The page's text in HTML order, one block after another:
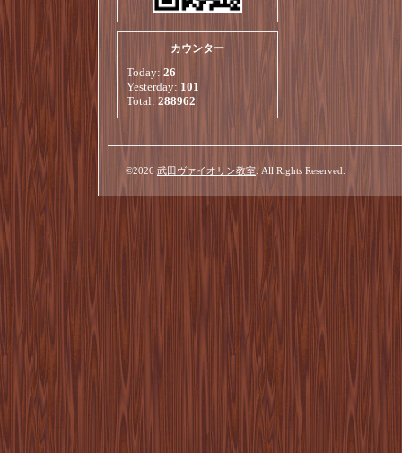
カウンター
Today: 26
Yesterday: 101
Total: 288962
©2026 武田ヴァイオリン教室. All Rights Reserved.